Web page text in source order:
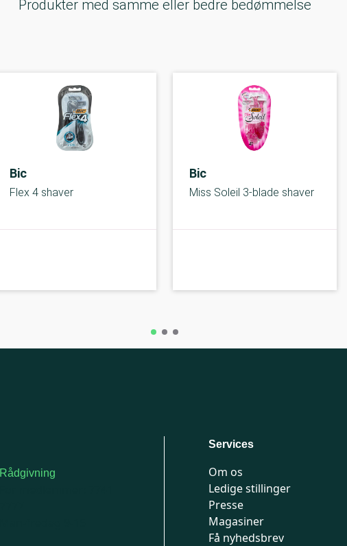
Produkter med samme eller bedre bedømmelse
Bic
Flex 4 shaver
Bic
Miss Soleil 3-blade shaver
Rådgivning
Services
Om os
Ledige stillinger
Presse
Magasiner
Få nyhedsbrev